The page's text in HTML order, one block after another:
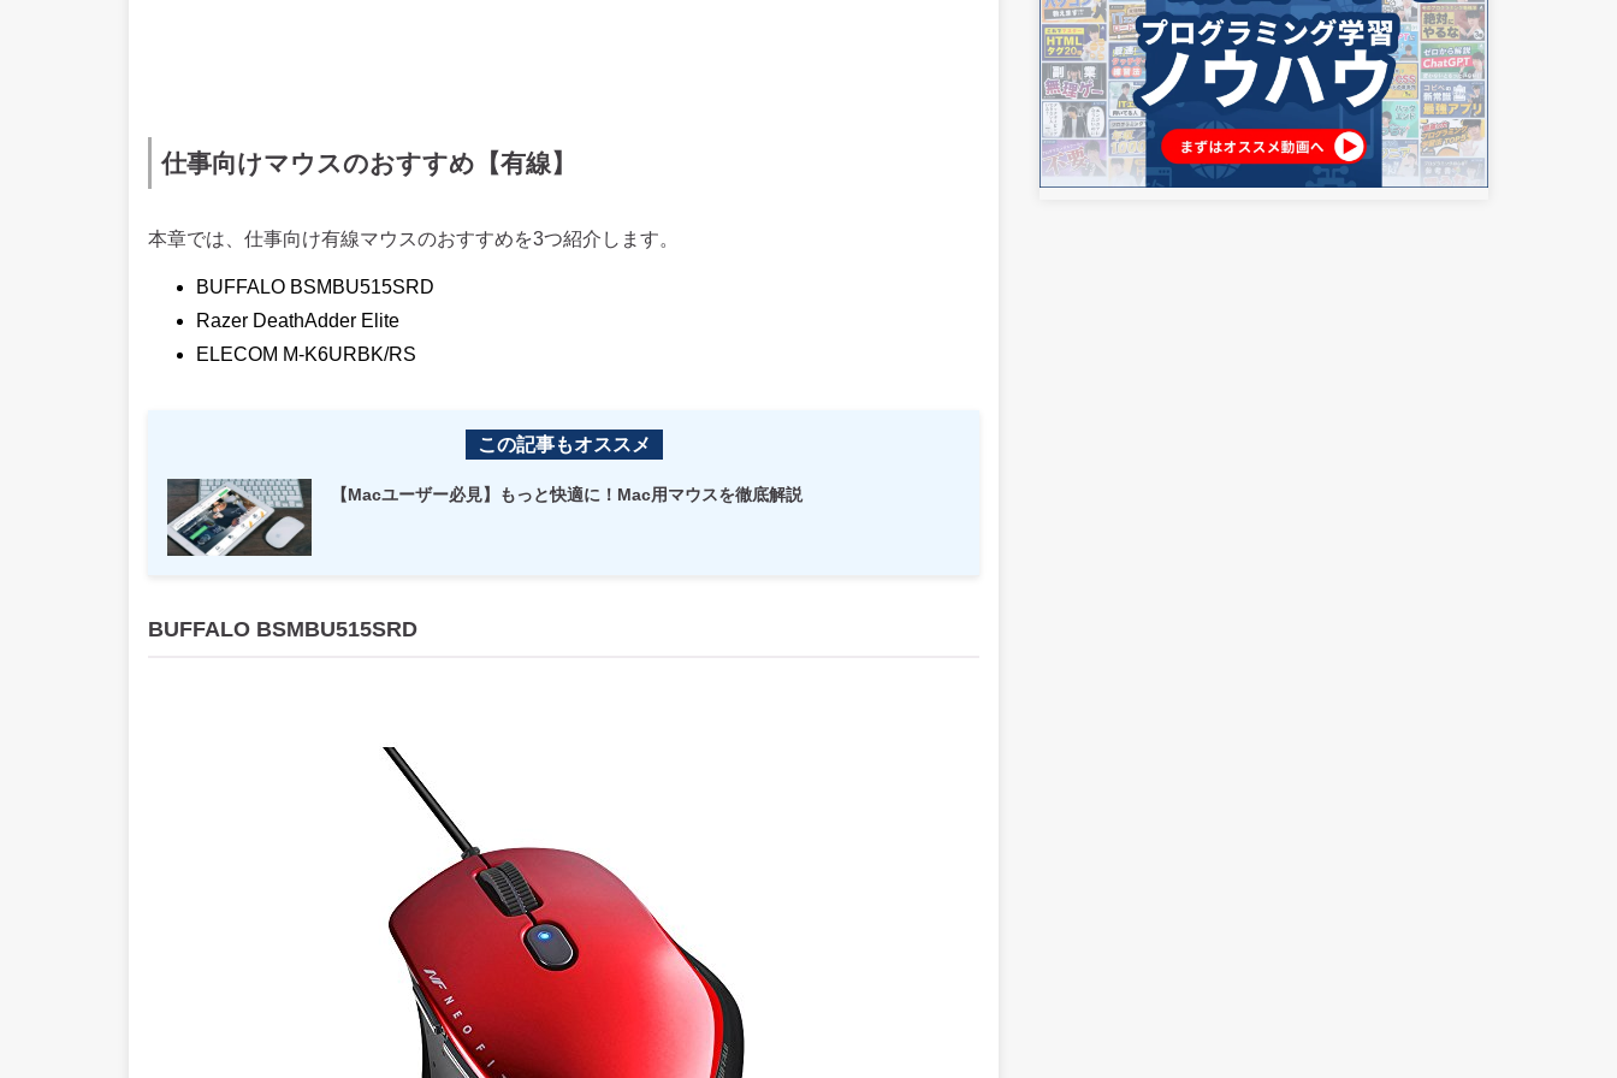
仕事向けマウスのおすすめ【有線】
本章では、仕事向け有線マウスのおすすめを3つ紹介します。
BUFFALO BSMBU515SRD
Razer DeathAdder Elite
ELECOM M-K6URBK/RS
この記事もオススメ
【Macユーザー必見】もっと快適に！Mac用マウスを徹底解説
BUFFALO BSMBU515SRD